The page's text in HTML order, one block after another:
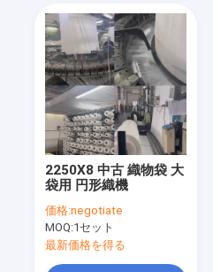
2250X8 中古 織物袋 大
袋用 円形織機
価格:negotiate
MOQ:1セット
最新価格を得る